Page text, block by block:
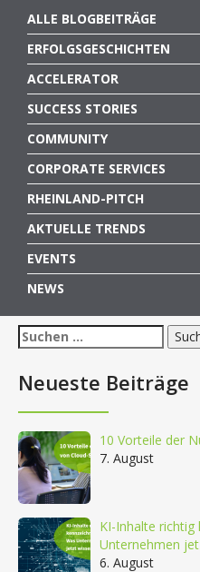
ALLE BLOGBEITRÄGE
ERFOLGSGESCHICHTEN
ACCELERATOR
SUCCESS STORIES
COMMUNITY
CORPORATE SERVICES
RHEINLAND-PITCH
AKTUELLE TRENDS
EVENTS
NEWS
Suchen
nach:
Neueste Beiträge
10 Vorteile der
7. August
KI-Inhalte richtig
Unternehmen
6. August